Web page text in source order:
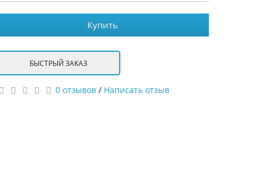
Купить
БЫСТРЫЙ ЗАКАЗ
0 отзывов / Написать отзыв